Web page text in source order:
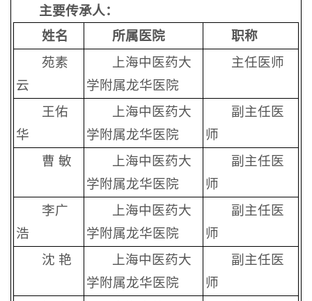
主要传承人：
姓名
所属医院
职称
苑素
云
上海中医药大
学附属龙华医院
主任医师
王佑
华
上海中医药大
学附属龙华医院
副主任医
师
曹 敏
上海中医药大
学附属龙华医院
副主任医
师
李广
浩
上海中医药大
学附属龙华医院
副主任医
师
沈 艳
上海中医药大
学附属龙华医院
副主任医
师